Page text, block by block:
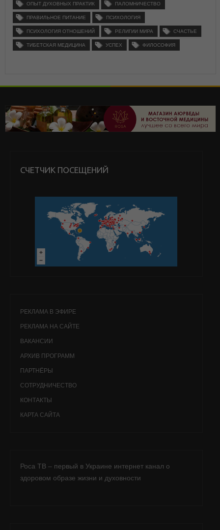
ОПЫТ ДУХОВНЫХ ПРАКТИК ПАЛОМНИЧЕСТВО
ПРАВИЛЬНОЕ ПИТАНИЕ ПСИХОЛОГИЯ
ПСИХОЛОГИЯ ОТНОШЕНИЙ РЕЛИГИИ МИРА СЧАСТЬЕ
ТИБЕТСКАЯ МЕДИЦИНА УСПЕХ ФИЛОСОФИЯ
СЧЕТЧИК ПОСЕЩЕНИЙ
РЕКЛАМА В ЭФИРЕ
РЕКЛАМА НА САЙТЕ
ВАКАНСИИ
АРХИВ ПРОГРАММ
ПАРТНЁРЫ
СОТРУДНИЧЕСТВО
КОНТАКТЫ
КАРТА САЙТА
Роса ТВ – первый в Украине интернет канал о
здоровом образе жизни и духовности